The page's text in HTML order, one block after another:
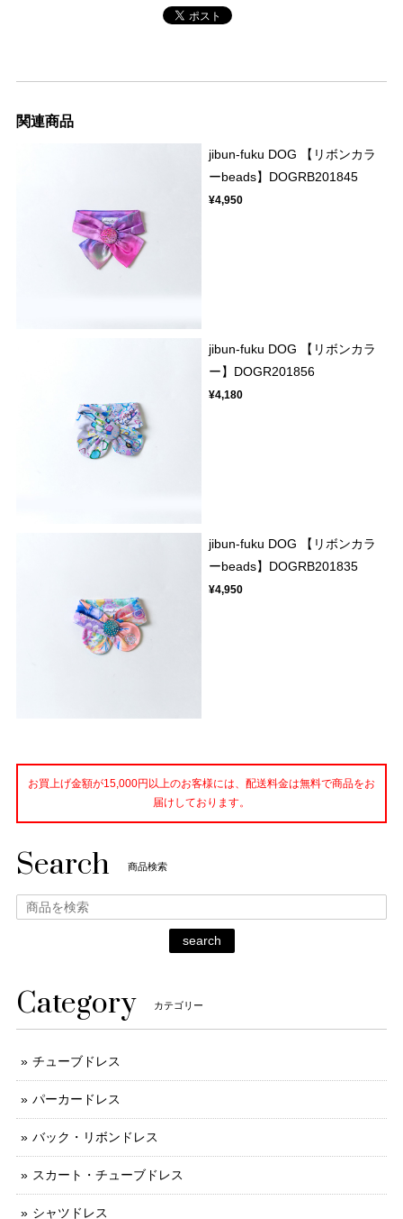
関連商品
jibun-fuku DOG 【リボンカラ
ーbeads】DOGRB201845
¥4,950
jibun-fuku DOG 【リボンカラ
ー】DOGR201856
¥4,180
jibun-fuku DOG 【リボンカラ
ーbeads】DOGRB201835
¥4,950
お買上げ金額が15,000円以上のお客様には、配送料金は無料で商品をお
届けしております。
Search 商品検索
search
Category カテゴリー
チューブドレス
パーカードレス
バック・リボンドレス
スカート・チューブドレス
シャツドレス